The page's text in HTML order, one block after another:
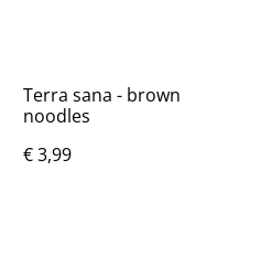
Terra sana - brown
noodles
€ 3,99